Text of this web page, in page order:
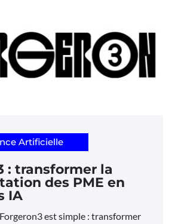
Artificielle
: transformer la
des PME en
IA
est simple : transformer